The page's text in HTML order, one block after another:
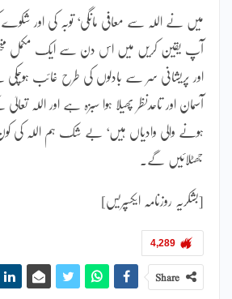
میں نے اللہ سے معافی مانگی‘ توبہ کی اور
آپ یقین کریں میں اس دن سے ایک مکمل
اور پریشانی سر سے بادلوں کی طرح غائب ہوچکی
آسمان اور تاحدنظر پھیلا ہوا سبزہ ہے اور اللہ
ہونے والی وادیاں ہیں‘ بے شک ہم اللہ کی
جھٹلائیں گے۔
[بشکریہ روزنامہ ایکسپریس]
4,289
Share